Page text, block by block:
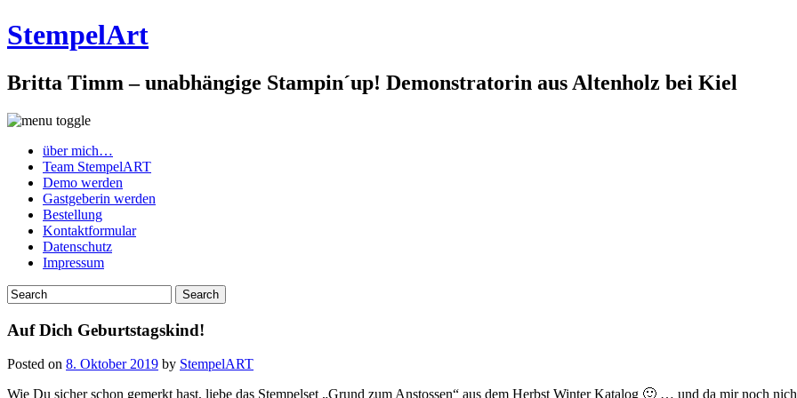
StempelArt
Britta Timm – unabhängige Stampin´up! Demonstratorin aus Altenholz bei Kiel
über mich…
Team StempelART
Demo werden
Gastgeberin werden
Bestellung
Kontaktformular
Datenschutz
Impressum
Auf Dich Geburtstagskind!
Posted on 8. Oktober 2019 by StempelART
Wie Du sicher schon gemerkt hast, liebe das Stempelset „Grund zum Anstossen“ aus dem Herbst Winter Katalog 🙂 … und da mir noch